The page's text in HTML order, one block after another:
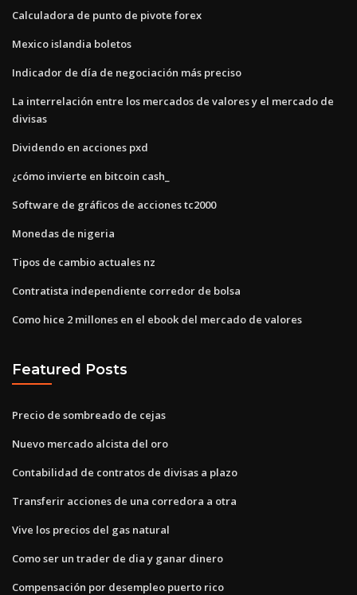
Calculadora de punto de pivote forex
Mexico islandia boletos
Indicador de día de negociación más preciso
La interrelación entre los mercados de valores y el mercado de
divisas
Dividendo en acciones pxd
¿cómo invierte en bitcoin cash_
Software de gráficos de acciones tc2000
Monedas de nigeria
Tipos de cambio actuales nz
Contratista independiente corredor de bolsa
Como hice 2 millones en el ebook del mercado de valores
Featured Posts
Precio de sombreado de cejas
Nuevo mercado alcista del oro
Contabilidad de contratos de divisas a plazo
Transferir acciones de una corredora a otra
Vive los precios del gas natural
Como ser un trader de dia y ganar dinero
Compensación por desempleo puerto rico